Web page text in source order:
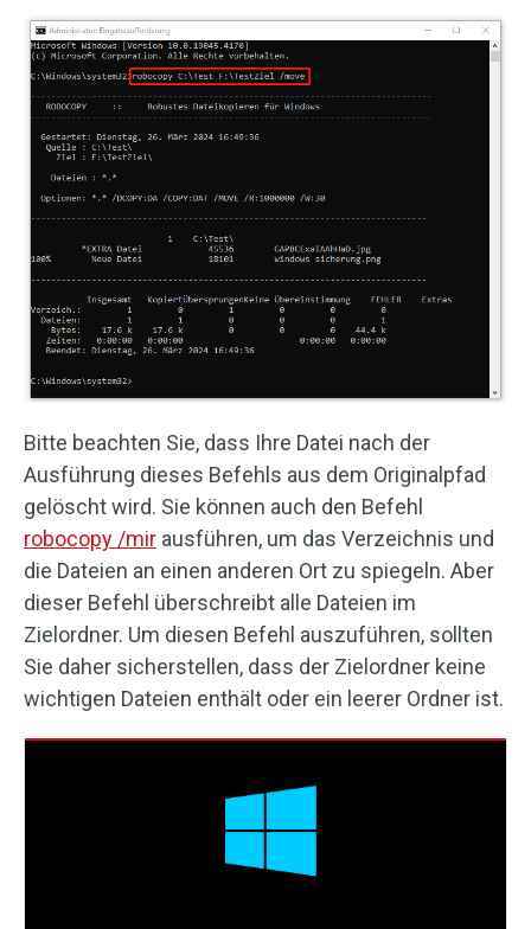
Bitte beachten Sie, dass Ihre Datei nach der
Ausführung dieses Befehls aus dem Originalpfad
gelöscht wird. Sie können auch den Befehl
robocopy /mir ausführen, um das Verzeichnis und
die Dateien an einen anderen Ort zu spiegeln. Aber
dieser Befehl überschreibt alle Dateien im
Zielordner. Um diesen Befehl auszuführen, sollten
Sie daher sicherstellen, dass der Zielordner keine
wichtigen Dateien enthält oder ein leerer Ordner ist.